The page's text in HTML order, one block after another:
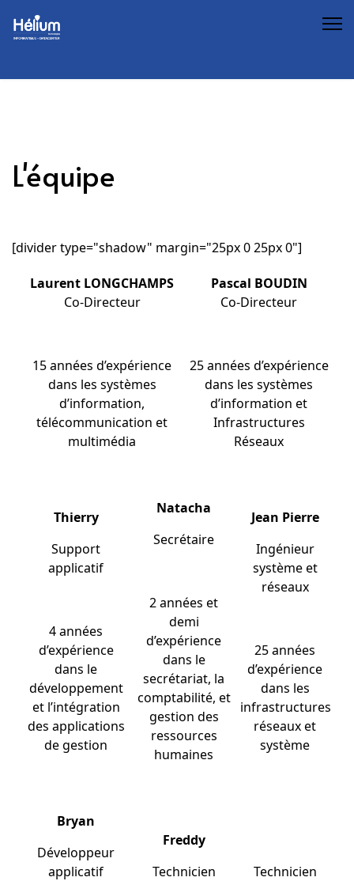
L'équipe
[divider type="shadow" margin="25px 0 25px 0"]
Laurent LONGCHAMPS
Co-Directeur
15 années d’expérience
dans les systèmes
d’information,
télécommunication et
multimédia
Pascal BOUDIN
Co-Directeur
25 années d’expérience
dans les systèmes
d’information et
Infrastructures
Réseaux
Thierry
Support
applicatif
4 années
d’expérience
dans le
développement
et l’intégration
des applications
de gestion
Natacha
Secrétaire
2 années et
demi
d’expérience
dans le
secrétariat, la
comptabilité, et
gestion des
ressources
humaines
Jean Pierre
Ingénieur
système et
réseaux
25 années
d’expérience
dans les
infrastructures
réseaux et
système
Bryan
Développeur
applicatif
Freddy
Technicien
Technicien